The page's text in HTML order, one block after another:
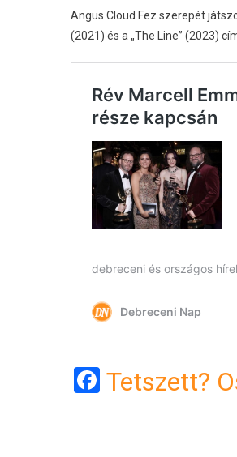
Angus Cloud Fez szerepét
(2021) és a „The Line” (2023)
Facebook
Tetszett?